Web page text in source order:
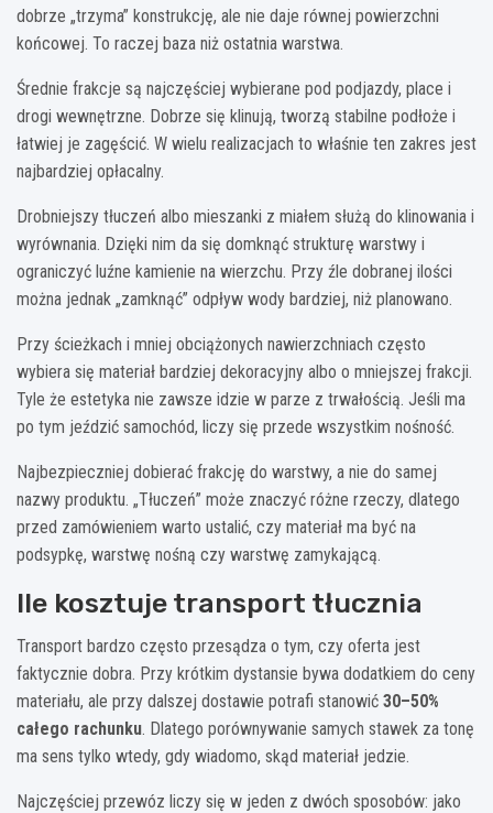
dobrze „trzyma” konstrukcję, ale nie daje równej powierzchni
końcowej. To raczej baza niż ostatnia warstwa.
Średnie frakcje są najczęściej wybierane pod podjazdy, place i
drogi wewnętrzne. Dobrze się klinują, tworzą stabilne podłoże i
łatwiej je zagęścić. W wielu realizacjach to właśnie ten zakres jest
najbardziej opłacalny.
Drobniejszy tłuczeń albo mieszanki z miałem służą do klinowania i
wyrównania. Dzięki nim da się domknąć strukturę warstwy i
ograniczyć luźne kamienie na wierzchu. Przy źle dobranej ilości
można jednak „zamknąć” odpływ wody bardziej, niż planowano.
Przy ścieżkach i mniej obciążonych nawierzchniach często
wybiera się materiał bardziej dekoracyjny albo o mniejszej frakcji.
Tyle że estetyka nie zawsze idzie w parze z trwałością. Jeśli ma
po tym jeździć samochód, liczy się przede wszystkim nośność.
Najbezpieczniej dobierać frakcję do warstwy, a nie do samej
nazwy produktu. „Tłuczeń” może znaczyć różne rzeczy, dlatego
przed zamówieniem warto ustalić, czy materiał ma być na
podsypkę, warstwę nośną czy warstwę zamykającą.
Ile kosztuje transport tłucznia
Transport bardzo często przesądza o tym, czy oferta jest
faktycznie dobra. Przy krótkim dystansie bywa dodatkiem do ceny
materiału, ale przy dalszej dostawie potrafi stanowić 30–50%
całego rachunku. Dlatego porównywanie samych stawek za tonę
ma sens tylko wtedy, gdy wiadomo, skąd materiał jedzie.
Najczęściej przewóz liczy się w jeden z dwóch sposobów: jako